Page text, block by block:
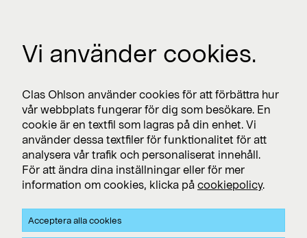
Lediga jobb >
Nyhetsrum >
Prenumerera
Prenumerera på pressmeddelanden och finansiella
Integritet och Cookies
Vi använder cookies.
Clas Ohlson använder cookies för att förbättra hur
vår webbplats fungerar för dig som besökare. En
cookie är en textfil som lagras på din enhet. Vi
använder dessa textfiler för funktionalitet för att
analysera vår trafik och personaliserat innehåll.
För att ändra dina inställningar eller för mer
information om cookies, klicka på cookiepolicy.
Acceptera alla cookies